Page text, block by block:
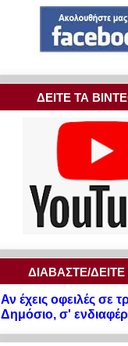
ΔΕΙΤΕ ΤΑ
ΔΙΑΒΑΣΤΕ/ΔΕΙΤΕ
Αν έχεις οφειλές σε
Δημόσιο, σ'